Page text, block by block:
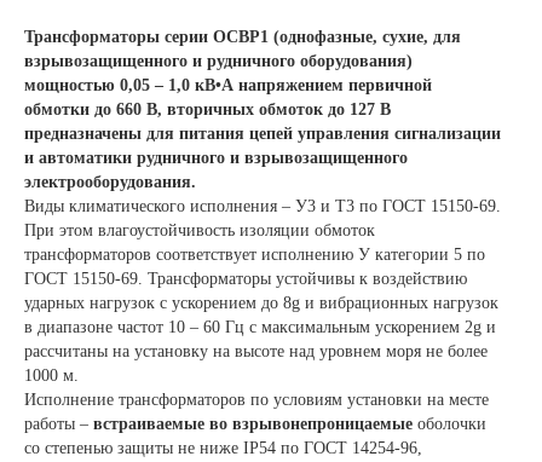
Трансформаторы серии ОСВР1 (однофазные, сухие, для
взрывозащищенного и рудничного оборудования)
мощностью 0,05 – 1,0 кВ•А напряжением первичной
обмотки до 660 В, вторичных обмоток до 127 В
предназначены для питания цепей управления сигнализации
и автоматики рудничного и взрывозащищенного
электрооборудования.
Виды климатического исполнения – У3 и Т3 по ГОСТ 15150-69.
При этом влагоустойчивость изоляции обмоток
трансформаторов соответствует исполнению У категории 5 по
ГОСТ 15150-69. Трансформаторы устойчивы к воздействию
ударных нагрузок с ускорением до 8g и вибрационных нагрузок
в диапазоне частот 10 – 60 Гц с максимальным ускорением 2g и
рассчитаны на установку на высоте над уровнем моря не более
1000 м.
Исполнение трансформаторов по условиям установки на месте
работы – встраиваемые во взрывонепроницаемые оболочки
со степенью защиты не ниже IP54 по ГОСТ 14254-96,